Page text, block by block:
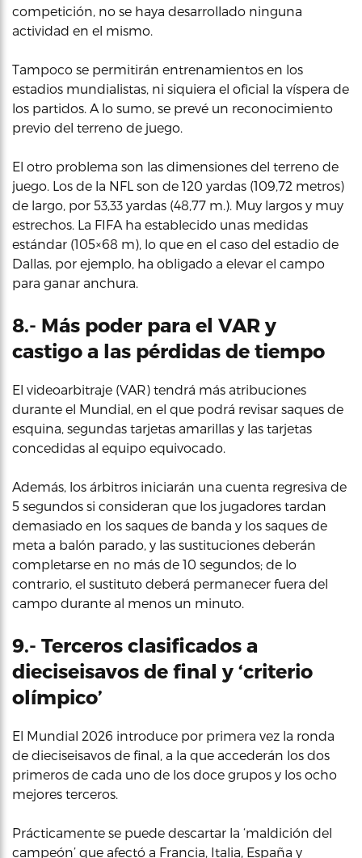
competición, no se haya desarrollado ninguna
actividad en el mismo.
Tampoco se permitirán entrenamientos en los
estadios mundialistas, ni siquiera el oficial la víspera de
los partidos. A lo sumo, se prevé un reconocimiento
previo del terreno de juego.
El otro problema son las dimensiones del terreno de
juego. Los de la NFL son de 120 yardas (109,72 metros)
de largo, por 53,33 yardas (48,77 m.). Muy largos y muy
estrechos. La FIFA ha establecido unas medidas
estándar (105×68 m), lo que en el caso del estadio de
Dallas, por ejemplo, ha obligado a elevar el campo
para ganar anchura.
8.- Más poder para el VAR y
castigo a las pérdidas de tiempo
El videoarbitraje (VAR) tendrá más atribuciones
durante el Mundial, en el que podrá revisar saques de
esquina, segundas tarjetas amarillas y las tarjetas
concedidas al equipo equivocado.
Además, los árbitros iniciarán una cuenta regresiva de
5 segundos si consideran que los jugadores tardan
demasiado en los saques de banda y los saques de
meta a balón parado, y las sustituciones deberán
completarse en no más de 10 segundos; de lo
contrario, el sustituto deberá permanecer fuera del
campo durante al menos un minuto.
9.- Terceros clasificados a
dieciseisavos de final y ‘criterio
olímpico’
El Mundial 2026 introduce por primera vez la ronda
de dieciseisavos de final, a la que accederán los dos
primeros de cada uno de los doce grupos y los ocho
mejores terceros.
Prácticamente se puede descartar la ‘maldición del
campeón’ que afectó a Francia, Italia, España y